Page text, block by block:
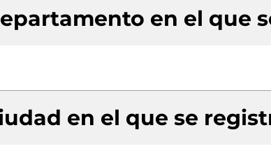
en el que
en el que se